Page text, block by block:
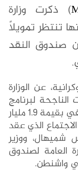
- Al-Borsa News) ذكرت وزارة
تنتظر تمويلاً
دولار من صندوق النقد
عن الوزارة
لبرنامج
أوكرانيا مع الصندوق عن تمويل إضافي بقيمة 1.9 مليار
الذي عقد
شميهال، ووزير
العامة لصندوق
واشنطن.